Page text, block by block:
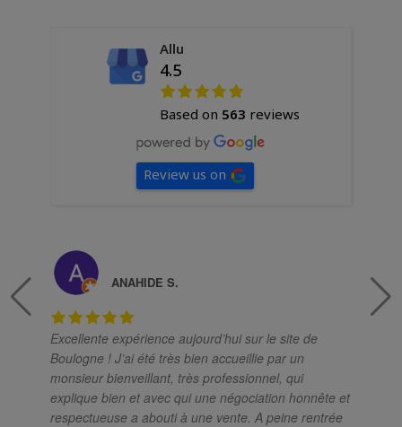
Allu
4.5
Based on 563 reviews
Review us on
Excellente expérience aujourd’hui sur le site de
Boulogne ! J’ai été très bien accueillie par un
monsieur bienveillant, très professionnel, qui
explique bien et avec qui une négociation honnête et
respectueuse a abouti à une vente. A peine rentrée
ANAHIDE S.